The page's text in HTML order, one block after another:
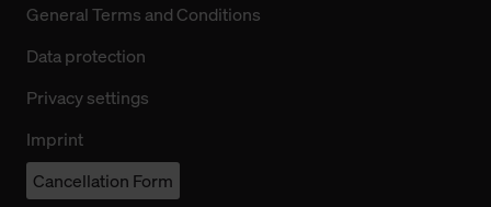
General Terms and Conditions
Data protection
Privacy settings
Imprint
Cancellation Form